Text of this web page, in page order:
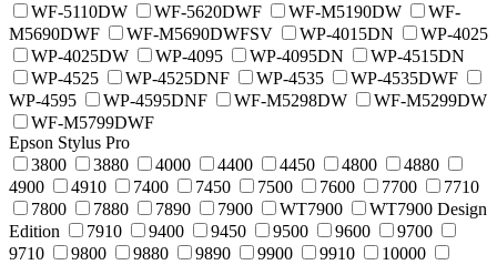
WF-5110DW
WF-5620DWF WF-M5190DW
WF-
M5690DWF
WF-M5690DWFSV WP-4015DN
WP-4025
WP-4025DW
WP-4095 WP-4095DN
WP-4515DN
WP-4525
WP-4525DNF WP-4535
WP-4535DWF
WP-4595
WP-4595DNF WF-M5298DW
WF-M5299DW
WF-M5799DWF
Epson Stylus Pro
3800
3880 4000 4400 4450 4800
4880
4900
4910 7400 7450 7500 7600 7700
7710
7800
7880 7890 7900 WT7900
WT7900 Design
Edition
7910 9400 9450 9500 9600
9700
9710
9800 9880 9890 9900 9910
10000